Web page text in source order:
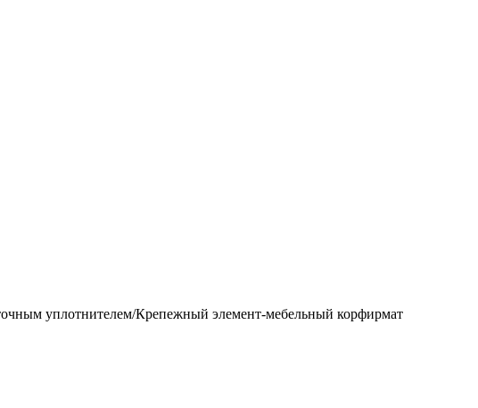
уплотнителем/Крепежный элемент-мебельный корфирмат